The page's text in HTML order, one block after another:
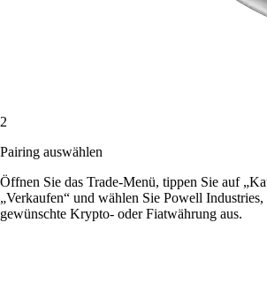
2
Pairing auswählen
Öffnen Sie das Trade-Menü, tippen Sie auf
„Verkaufen“ und wählen Sie Powell
gewünschte Krypto- oder Fiatwährung aus.